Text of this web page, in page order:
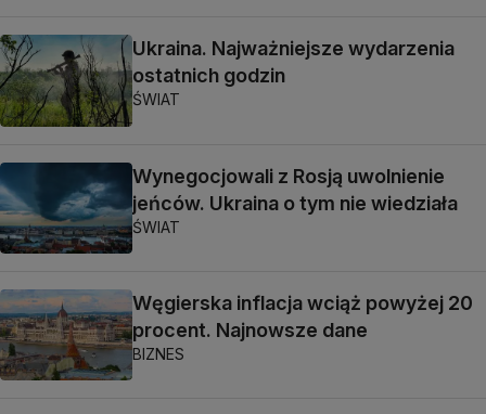
Ukraina. Najważniejsze wydarzenia
ostatnich godzin
ŚWIAT
Wynegocjowali z Rosją uwolnienie
jeńców. Ukraina o tym nie wiedziała
ŚWIAT
Węgierska inflacja wciąż powyżej 20
procent. Najnowsze dane
BIZNES